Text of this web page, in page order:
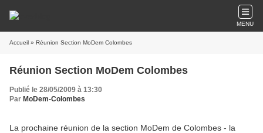
MENU
Accueil » Réunion Section MoDem Colombes
Réunion Section MoDem Colombes
Publié le 28/05/2009 à 13:30
Par MoDem-Colombes
La prochaine réunion de la section MoDem de Colombes - la